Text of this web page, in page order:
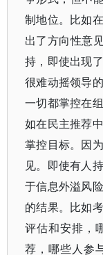
制地位。比如
出了方向性意
持，即使出现
很难动摇领导
一切都掌控在
如在民主推荐
掌控目标。因
见。即使有人
于信息外溢风
的结果。比如
评估和安排，
荐，哪些人参